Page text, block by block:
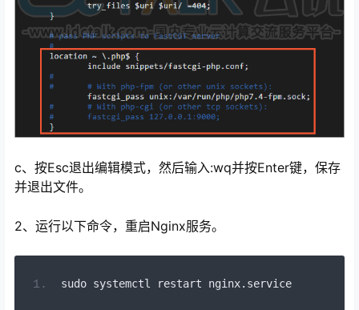
c、按Esc退出编辑模式，然后输入:wq并按Enter键，保存
并退出文件。
2、运行以下命令，重启Nginx服务。
sudo systemctl restart nginx. service